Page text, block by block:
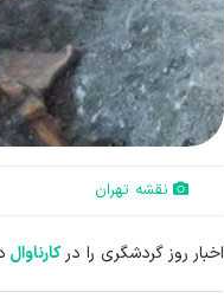
نقشه تهران
اخبار روز گردشگری را درکارناوال